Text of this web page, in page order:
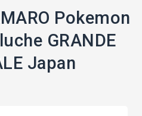
Pokemon
GRANDE
Japan